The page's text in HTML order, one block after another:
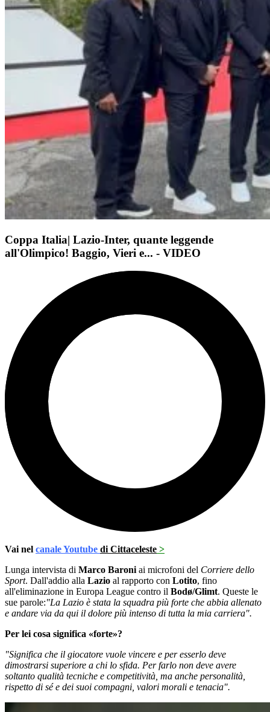
Coppa Italia| Lazio-Inter, quante leggende
all'Olimpico! Baggio, Vieri e... - VIDEO
Vai nel canale Youtube di Cittaceleste >
Lunga intervista di Marco Baroni ai microfoni del Corriere dello
Sport. Dall'addio alla Lazio al rapporto con Lotito, fino
all'eliminazione in Europa League contro il Bodø/Glimt. Queste le
sue parole:"La Lazio è stata la squadra più forte che abbia allenato
e andare via da qui il dolore più intenso di tutta la mia carriera".
Per lei cosa significa «forte»?
"Significa che il giocatore vuole vincere e per esserlo deve
dimostrarsi superiore a chi lo sfida. Per farlo non deve avere
soltanto qualità tecniche e competitività, ma anche personalità,
rispetto di sé e dei suoi compagni, valori morali e tenacia".